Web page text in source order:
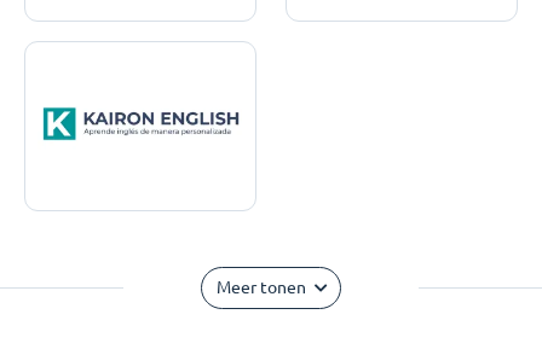
Meer tonen